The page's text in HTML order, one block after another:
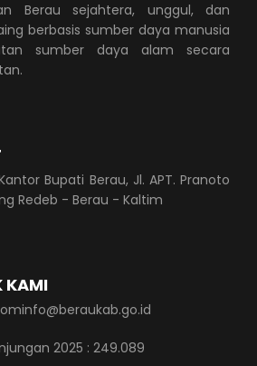
Berau sejahtera, unggul, dan
berbasis sumber daya manusia
sumber daya alam secara
Bupati Berau, Jl. APT. Pranoto
Redeb - Berau - Kaltim
KAMI
2025 : 249.089